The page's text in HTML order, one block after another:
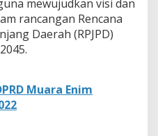
mewujudkan visi dan
rancangan Rencana
Daerah (RPJPD)
Muara Enim